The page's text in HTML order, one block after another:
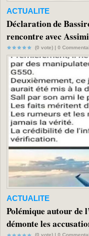
ACTUALITE
Déclaration de
rencontre avec
(0 vote) | 0
ACTUALITE
Polémique autour de
démonte les
(0 vote) | 0